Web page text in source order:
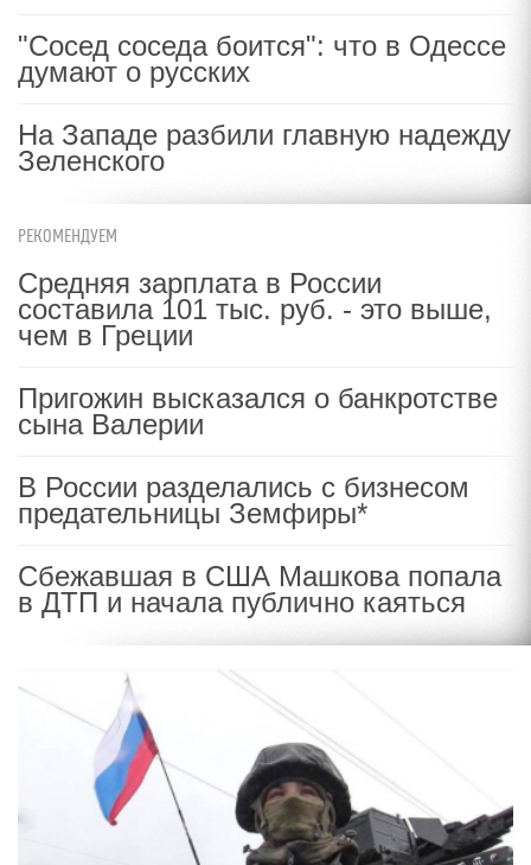
"Сосед соседа боится": что в Одессе
думают о русских
На Западе разбили главную надежду
Зеленского
РЕКОМЕНДУЕМ
Средняя зарплата в России
составила 101 тыс. руб. - это выше,
чем в Греции
Пригожин высказался о банкротстве
сына Валерии
В России разделались с бизнесом
предательницы Земфиры*
Сбежавшая в США Машкова попала
в ДТП и начала публично каяться